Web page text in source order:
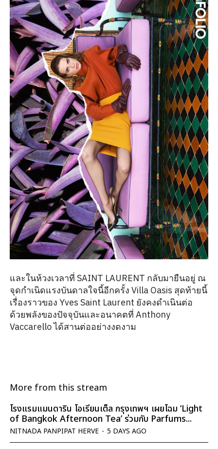
และในห้วงเวลาที่ SAINT LAURENT กลับมายืนอยู่ ณ
จุดกำเนิดแรงบันดาลใจนี้อีกครั้ง Villa Oasis สุดท้ายนี้
เรื่องราวของ Yves Saint Laurent ยังคงดำเนินต่อ
ด้วยพลังของปัจจุบันและอนาคตที่ Anthony
Vaccarello ได้สานต่ออย่างงดงาม
More from this stream
โรงแรมแมนดาริน โอเรียนเต็ล กรุงเทพฯ เผยโฉม ‘Light
of Bangkok Afternoon Tea’ ร่วมกับ Parfums...
NITNADA PANPIPAT HERVE - 5 DAYS AGO